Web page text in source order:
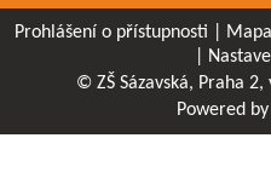
Prohlášení o přístupnosti
© ZŠ Sázavská, Praha
Powered